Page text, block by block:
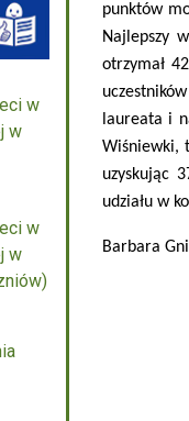
punktów
Najlepszy
otrzymał
laureata i
Wiśniewki,
uzyskując
udziału w
Barbara
w
w
w
w